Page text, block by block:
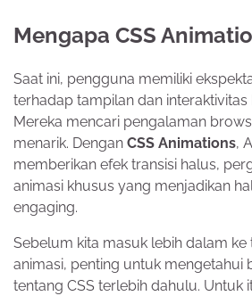
Mengapa CSS
Saat ini, pengguna memiliki
terhadap tampilan dan interaktivitas
Mereka mencari pengalaman
menarik. Dengan CSS Animations,
memberikan efek transisi halus,
animasi khusus yang menjadikan
engaging.
Sebelum kita masuk lebih dalam ke
animasi, penting untuk mengetahui
tentang CSS terlebih dahulu. Untuk